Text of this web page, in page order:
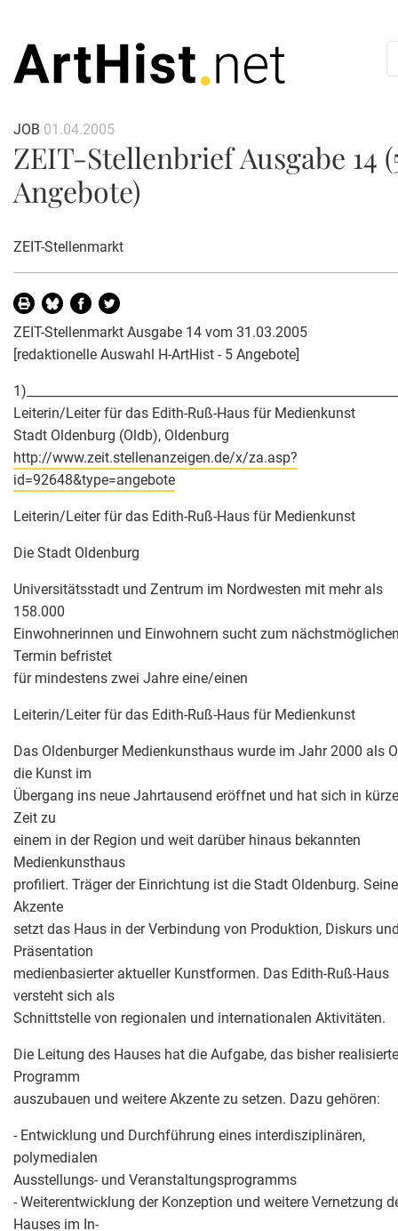
JOB 01.04.2005
ZEIT-Stellenbrief Ausgabe 14
Angebote)
ZEIT-Stellenmarkt
ZEIT-Stellenmarkt Ausgabe 14 vom 31.03.2005
[redaktionelle Auswahl H-ArtHist - 5 Angebote]
Leiterin/Leiter für das Edith-Ruß-Haus für Medienkunst
Stadt Oldenburg (Oldb), Oldenburg
http://www.zeit.stellenanzeigen.de/x/za.asp?
id=92648&type=angebote
Leiterin/Leiter für das Edith-Ruß-Haus für Medienkunst
Die Stadt Oldenburg
Universitätsstadt und Zentrum im Nordwesten mit mehr als
158.000
Einwohnerinnen und Einwohnern sucht zum
Termin befristet
für mindestens zwei Jahre eine/einen
Leiterin/Leiter für das Edith-Ruß-Haus für Medienkunst
Das Oldenburger Medienkunsthaus wurde im Jahr 2000 als
die Kunst im
Übergang ins neue Jahrtausend eröffnet und hat sich in
Zeit zu
einem in der Region und weit darüber hinaus bekannten
Medienkunsthaus
profiliert. Träger der Einrichtung ist die Stadt Oldenburg. Seine
Akzente
setzt das Haus in der Verbindung von Produktion, Diskurs
Präsentation
medienbasierter aktueller Kunstformen. Das Edith-Ruß-Haus
versteht sich als
Schnittstelle von regionalen und internationalen Aktivitäten.
Die Leitung des Hauses hat die Aufgabe, das bisher realisierte
Programm
auszubauen und weitere Akzente zu setzen. Dazu gehören:
- Entwicklung und Durchführung eines interdisziplinären,
polymedialen
Ausstellungs- und Veranstaltungsprogramms
- Weiterentwicklung der Konzeption und weitere Vernetzung
Hauses im In-